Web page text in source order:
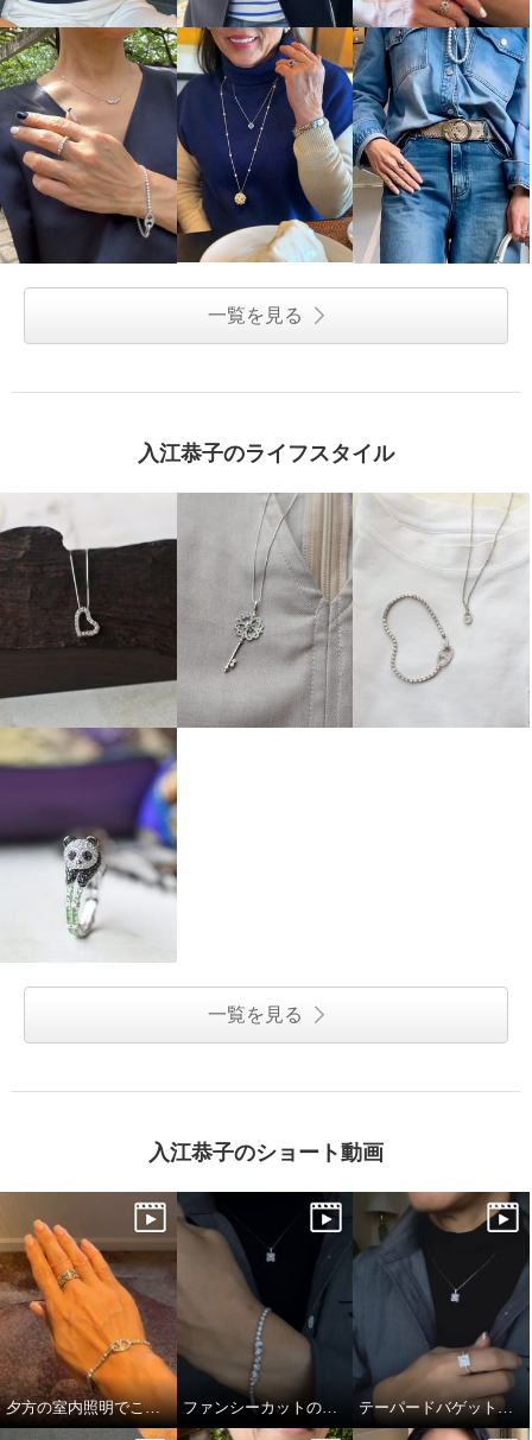
一覧を見る
入江恭子のライフスタイル
一覧を見る
入江恭子のショート動画
夕方の室内照明でこの煌めき…！ ファンシーカットの独特かつ透明感あふれる輝き テーパードバゲットのキラキラっぷり！